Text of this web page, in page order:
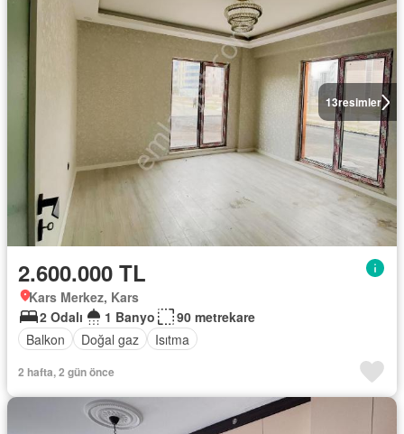
13resimler
2.600.000 TL
Kars Merkez, Kars
2 Odalı
1 Banyo
90 metrekare
Balkon
Doğal gaz Isıtma
2 hafta, 2 gün önce